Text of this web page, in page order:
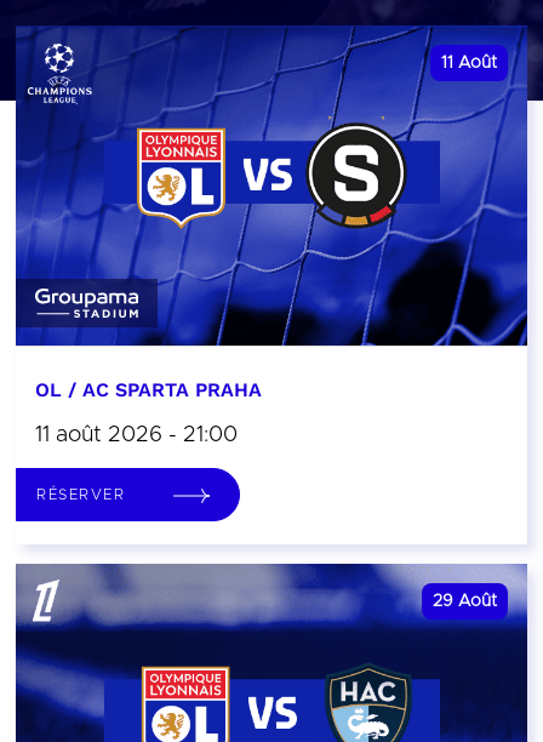
11 Août
OL / AC SPARTA PRAHA
11 août 2026 - 21:00
RÉSERVER
29 Août